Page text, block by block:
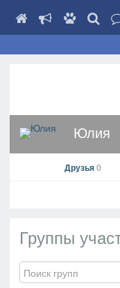
Юлия
Юлия
На профиль
Друзья0
Группы